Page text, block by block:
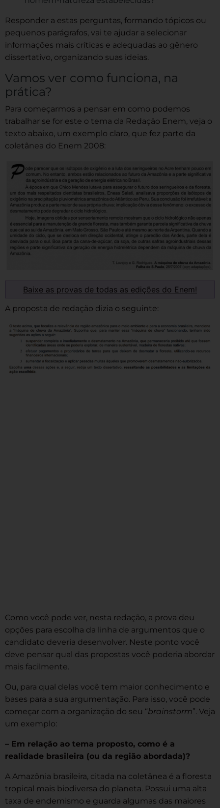
Responder a estas perguntas, formando tópicos ou
pequenos parágrafos, vai te ajudar a selecionar
informações mais críticas e adequadas ao gênero
dissertativo, organizando suas ideias.
Vamos ver como funciona, na
prática?
Para começarmos a pensar em como podemos
trabalhar se for este o tema da Redação Enem, veja o
texto abaixo, um exemplo claro, que fez parte da
coletânea do Enem 2008:
Baixe as provas de todas as edições do Enem!
A proposta de redação dizia o seguinte:
Como você pode ver, nesta redação, a prova deu
opções para escolha da linha de argumentos que o
candidato deveria desenvolver. Neste ponto você
deve pensar qual das propostas você poderia abordar
mais facilmente.
Ou, para qual delas você tem maior conhecimento e
bases para a sua argumentação. Para isso, você pode
começar com a organização do seu “brainstorm”. Veja
um exemplo:
– Em relação ao tema proposto, como é a
realidade brasileira (ou da região abordada)?
A Amazônia brasileira, citada na coletânea é a floresta
tropical mais biodiversa do planeta. Possui uma alta
taxa de endemismo e guarda algumas das maiores